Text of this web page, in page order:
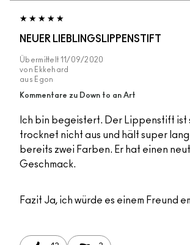
NEUER LIEBLINGSLIPPENSTIFT
Übermittelt 11/09/2020
von Ekkehard
aus Egon
Kommentare zu Down to an Art
Ich bin begeistert. Der Lippenstift ist
trocknet nicht aus und hält super
bereits zwei Farben. Er hat einen
Geschmack.
Fazit Ja, ich würde es einem Freund